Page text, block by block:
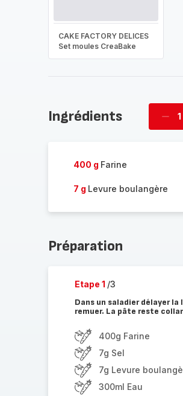
CAKE FACTORY DELICES
Set moules CreaBake
Ingrédients
400 g Farine
7 g Levure boulangère
Préparation
Etape 1 /3
Dans un saladier délayer
remuer. La pâte reste
400g Farine
7g Sel
7g Levure
300ml Eau